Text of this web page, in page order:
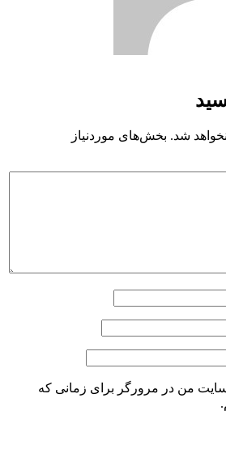
شد. بخش‌های موردنیاز
من در مرورگر برای زمانی که